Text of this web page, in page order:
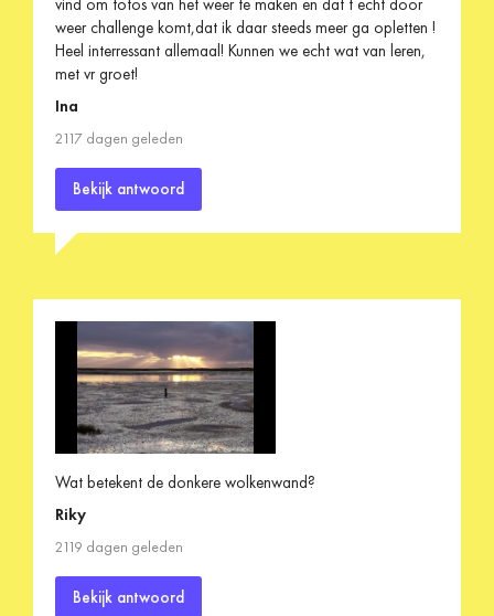
weer challenge komt,dat ik daar steeds meer ga opletten !
Heel interressant allemaal! Kunnen we echt wat van leren,
met vr groet!
Ina
2117 dagen geleden
Bekijk antwoord
Wat betekent de donkere wolkenwand?
Riky
2119 dagen geleden
Bekijk antwoord